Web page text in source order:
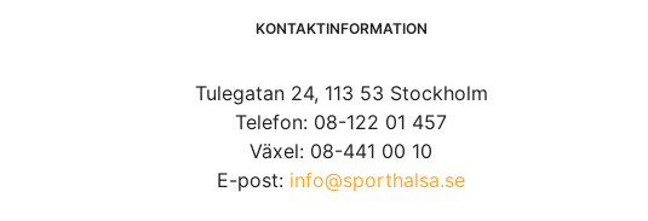
KONTAKTINFORMATION
Tulegatan 24, 113 53 Stockholm
Telefon: 08-122 01 457
Växel: 08-441 00 10
E-post: info@sporthalsa.se